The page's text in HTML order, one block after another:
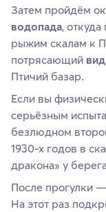
Затем пройдём
водопада,
рыжим скалам к
потрясающий
Птичий базар.
Если вы
серьёзным
безлюдном
1930‑х годов в
дракона» у
После прогулки
На этот раз